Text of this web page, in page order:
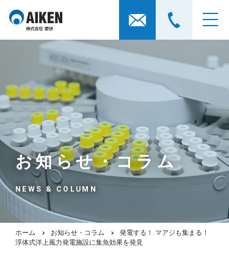
お知らせ・コラム
NEWS & COLUMN
ホーム お知らせ・コラム
発電する！ マアジも集まる！
浮体式洋上風力発電施設に集魚効果を発見